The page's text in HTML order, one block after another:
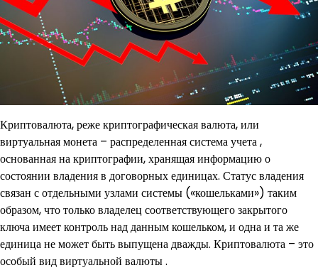
Криптовалюта, реже криптографическая валюта, или
виртуальная монета – распределенная система учета ,
основанная на криптографии, хранящая информацию о
состоянии владения в договорных единицах. Статус владения
связан с отдельными узлами системы («кошельками») таким
образом, что только владелец соответствующего закрытого
ключа имеет контроль над данным кошельком, и одна и та же
единица не может быть выпущена дважды. Криптовалюта – это
особый вид виртуальной валюты .